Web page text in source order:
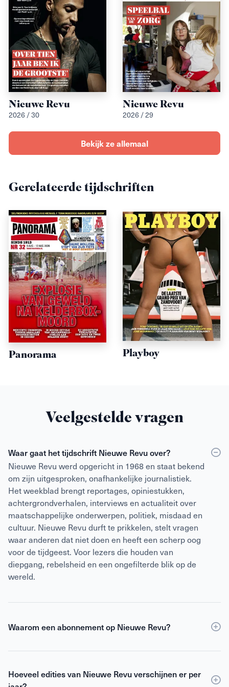
Nieuwe Revu
2026 / 30
Nieuwe Revu
2026 / 29
Bekijk ze allemaal
Gerelateerde tijdschriften
Panorama Playboy
Veelgestelde vragen
Waar gaat het tijdschrift Nieuwe Revu over?
Nieuwe Revu werd opgericht in 1968 en staat bekend
om zijn uitgesproken, onafhankelijke journalistiek.
Het weekblad brengt reportages, opiniestukken,
achtergrondverhalen, interviews en actualiteit over
maatschappelijke onderwerpen, politiek, misdaad en
cultuur. Nieuwe Revu durft te prikkelen, stelt vragen
waar anderen dat niet doen en heeft een scherp oog
voor de tijdgeest. Voor lezers die houden van
diepgang, rebelsheid en een ongefilterde blik op de
wereld.
Waarom een abonnement op Nieuwe Revu?
Eenabonnementop Nieuwe Revu is voordeliger dan
scherpe journalistiek en digitale edities. Je ontvangt
Hoeveel edities van Nieuwe Revu verschijnen er per